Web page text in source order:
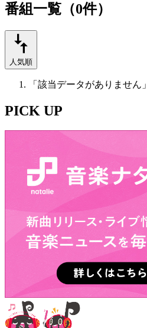
番組一覧（0件）
人気順
「該当データがありません」
PICK UP